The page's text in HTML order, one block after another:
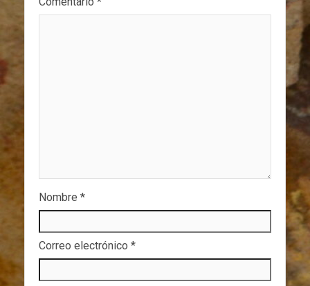
Nombre *
Correo electrónico *